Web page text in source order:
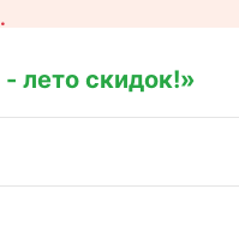
лето скидок!»